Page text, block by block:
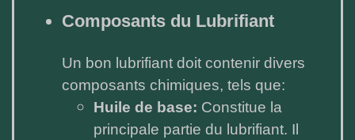
Composants du Lubrifiant
Un bon lubrifiant doit contenir divers
composants chimiques, tels que:
Huile de base: Constitue la
principale partie du lubrifiant. Il